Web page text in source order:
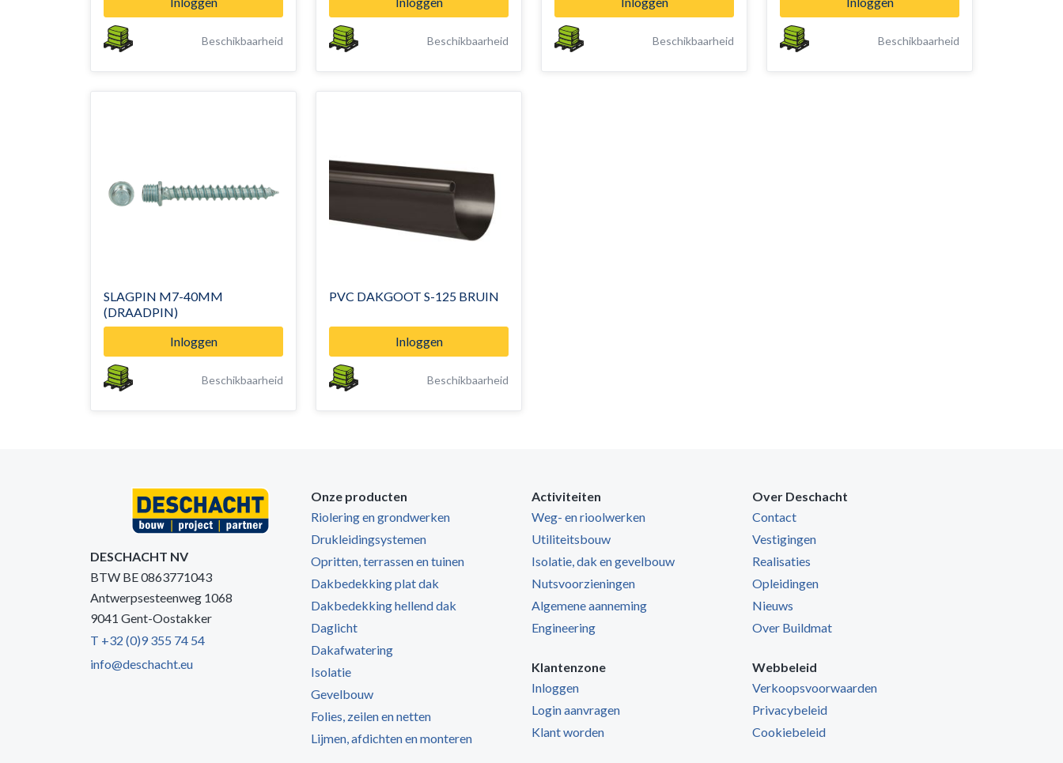
Beschikbaarheid Beschikbaarheid Beschikbaarheid Beschikbaarheid
SLAGPIN M7-40MM
(DRAADPIN)
Inloggen
Beschikbaarheid
PVC DAKGOOT S-125 BRUIN
Inloggen
Beschikbaarheid
DESCHACHT NV
BTW BE 0863771043
Antwerpsesteenweg 1068
9041 Gent-Oostakker
T +32 (0)9 355 74 54
info@deschacht.eu
Onze producten
Riolering en grondwerken
Drukleidingsystemen
Opritten, terrassen en tuinen
Dakbedekking plat dak
Dakbedekking hellend dak
Daglicht
Dakafwatering
Isolatie
Gevelbouw
Folies, zeilen en netten
Lijmen, afdichten en monteren
Activiteiten
Weg- en rioolwerken
Utiliteitsbouw
Isolatie, dak en gevelbouw
Nutsvoorzieningen
Algemene aanneming
Engineering
Klantenzone
Inloggen
Login aanvragen
Klant worden
Over Deschacht
Contact
Vestigingen
Realisaties
Opleidingen
Nieuws
Over Buildmat
Webbeleid
Verkoopsvoorwaarden
Privacybeleid
Cookiebeleid